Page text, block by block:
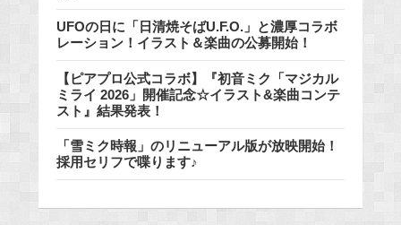
UFOの日に「日清焼そばU.F.O.」と濃厚コラボ
レーション！イラスト＆楽曲の公募開始！
【ピアプロ公式コラボ】『初音ミク「マジカル
ミライ 2026」開催記念☆イラスト&楽曲コンテ
スト』結果発表！
「雪ミク時報」のリニューアル版が放映開始！
採用セリフで喋ります♪